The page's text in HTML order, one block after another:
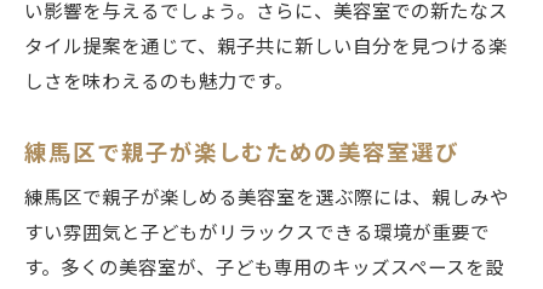
い影響を与えるでしょう。さらに、美容室での新たなス
タイル提案を通じて、親子共に新しい自分を見つける楽
しさを味わえるのも魅力です。
練馬区で親子が楽しむための美容室選び
練馬区で親子が楽しめる美容室を選ぶ際には、親しみや
すい雰囲気と子どもがリラックスできる環境が重要で
す。多くの美容室が、子ども専用のキッズスペースを設